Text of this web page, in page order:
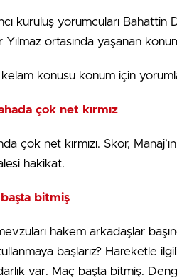
kuruluş yorumcuları Bahattin
Yılmaz ortasında yaşanan
konusu konum için
çok net kırmız
çok net kırmızı. Skor,
hakikat.
bitmiş
hakem arkadaşlar
başlarız? Hareketle
var. Maç başta bitmiş.